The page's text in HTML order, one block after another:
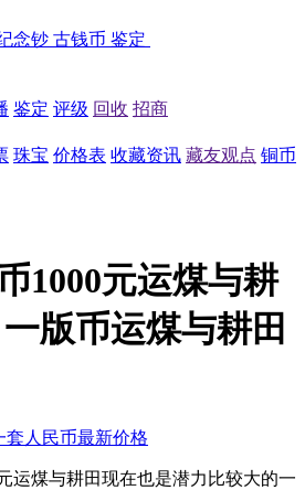
念钞 古钱币 鉴定
鉴定 评级 回收 招商
珠宝 价格表 收藏资讯 藏友观点 铜币
1000元运煤与耕
版币运煤与耕田
套人民币最新价格
运煤与耕田现在也是潜力比较大的一